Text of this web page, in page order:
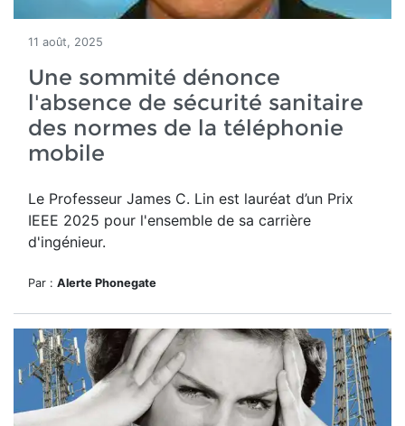
11 août, 2025
Une sommité dénonce
l'absence de sécurité sanitaire
des normes de la téléphonie
mobile
Le Professeur James C. Lin est lauréat d’un Prix
IEEE 2025 pour l'ensemble de sa carrière
d'ingénieur.
Par : Alerte Phonegate